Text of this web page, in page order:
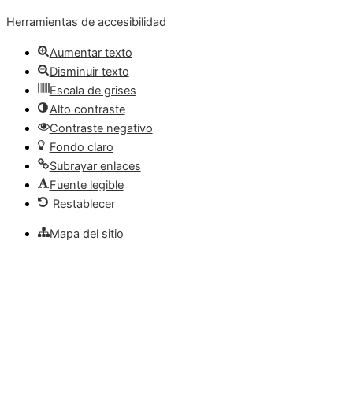
Herramientas de accesibilidad
Aumentar texto
Disminuir texto
Escala de grises
Alto contraste
Contraste negativo
Fondo claro
Subrayar enlaces
Fuente legible
Restablecer
Mapa del sitio